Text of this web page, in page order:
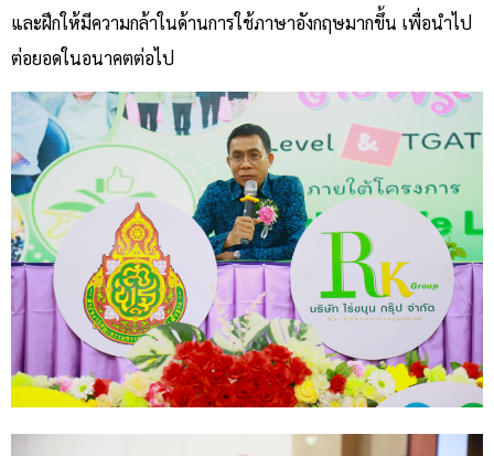
และฝึกให้มีความกล้าในด้านการใช้ภาษาอังกฤษมากขึ้น เพื่อนําไป
ต่อยอดในอนาคตต่อไป